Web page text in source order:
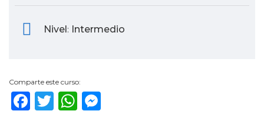
Nivel: Intermedio
Comparte este curso:
Facebook
TwitterWhatsApp